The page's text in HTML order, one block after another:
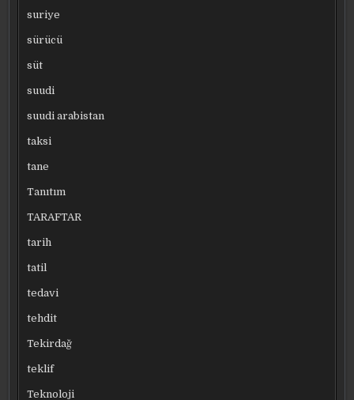
suriye
sürücü
süt
suudi
suudi arabistan
taksi
tane
Tanıtım
TARAFTAR
tarih
tatil
tedavi
tehdit
Tekirdağ
teklif
Teknoloji